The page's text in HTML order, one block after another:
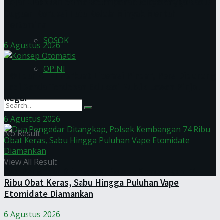
SOSOK
OPINI
No Result
View All Result
6 Agustus 2026
PWI dan AFPI Perkuat Literasi Pindar, Pers Didorong
Ilegal
6 Agustus 2026
Ribu Obat Keras, Sabu Hingga Puluhan Vape
Etomidate Diamankan
6 Agustus 2026